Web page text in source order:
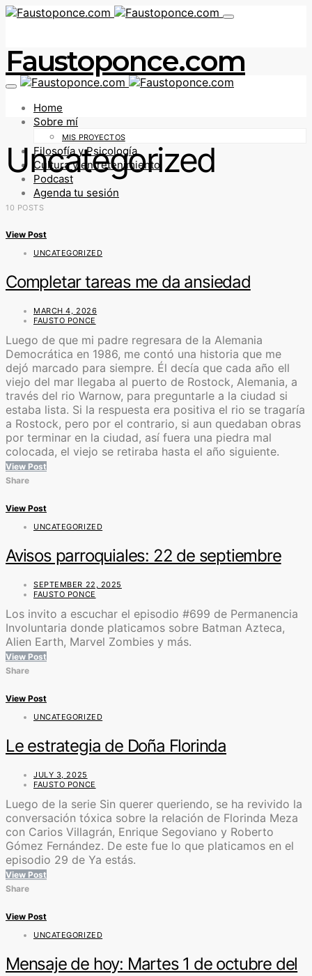
Faustoponce.com
Home
Sobre mí
MIS PROYECTOS
Filosofía y Psicología
Cultura y entretenimiento
Podcast
Agenda tu sesión
Uncategorized
10 POSTS
View Post
UNCATEGORIZED
Completar tareas me da ansiedad
MARCH 4, 2026
FAUSTO PONCE
Luego de que mi padre regresara de la Alemania
Democrática en 1986, me contó una historia que me
dejó marcado para siempre. Él decía que cada año ell
viejo del mar llegaba al puerto de Rostock, Alemania, a
través del rio Warnow, para preguntarle a la ciudad si
estaba lista. Si la respuesta era positiva el rio se tragaría
a Rostock, pero por el contrario, si aun quedaban obras
por terminar en la ciudad, así fuera una piedra mal
colocada, el viejo se retiraba hasta el año siguiente.
View Post
Share
View Post
UNCATEGORIZED
Avisos parroquiales: 22 de septiembre
SEPTEMBER 22, 2025
FAUSTO PONCE
Los invito a escuchar el episodio #699 de Permanencia
Involuntaria donde platicamos sobre Batman Azteca,
Alien Earth, Marvel Zombies y más.
View Post
Share
View Post
UNCATEGORIZED
Le estrategia de Doña Florinda
JULY 3, 2025
FAUSTO PONCE
Luego de la serie Sin querer queriendo, se ha revivido la
conversación tóxica sobre la relación de Florinda Meza
con Carios Villagrán, Enrique Segoviano y Roberto
Gómez Fernández. De este fue lo que platicamos en el
episodio 29 de Ya estás.
View Post
Share
View Post
UNCATEGORIZED
Mensaje de hoy: Martes 1 de octubre del